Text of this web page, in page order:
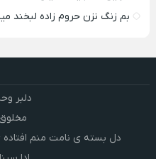
بم زنگ نزن حروم زاده لبخند
دلبر
دل بسته ی نامت منم